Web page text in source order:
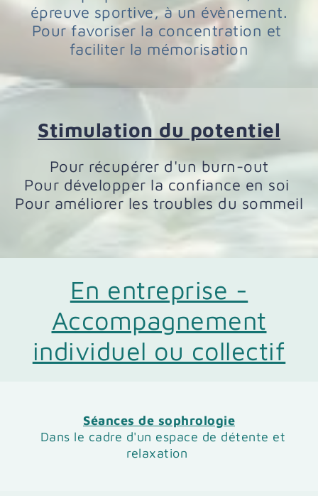
épreuve sportive, à un évènement.
Pour favoriser la concentration et
faciliter la mémorisation
Stimulation du potentiel
Pour récupérer d'un burn-out
Pour développer la confiance en soi
Pour améliorer les troubles du sommeil
En entreprise -
Accompagnement
individuel ou collectif
Séances de sophrologie
Dans le cadre d'un espace de détente et
relaxation